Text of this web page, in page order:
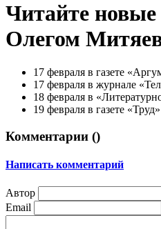
Читайте
Олегом
17 февраля в газете
17 февраля в журнале
18 февраля в
19 февраля в газете «Труд»
Комментарии ()
Написать комментарий
Автор
Email